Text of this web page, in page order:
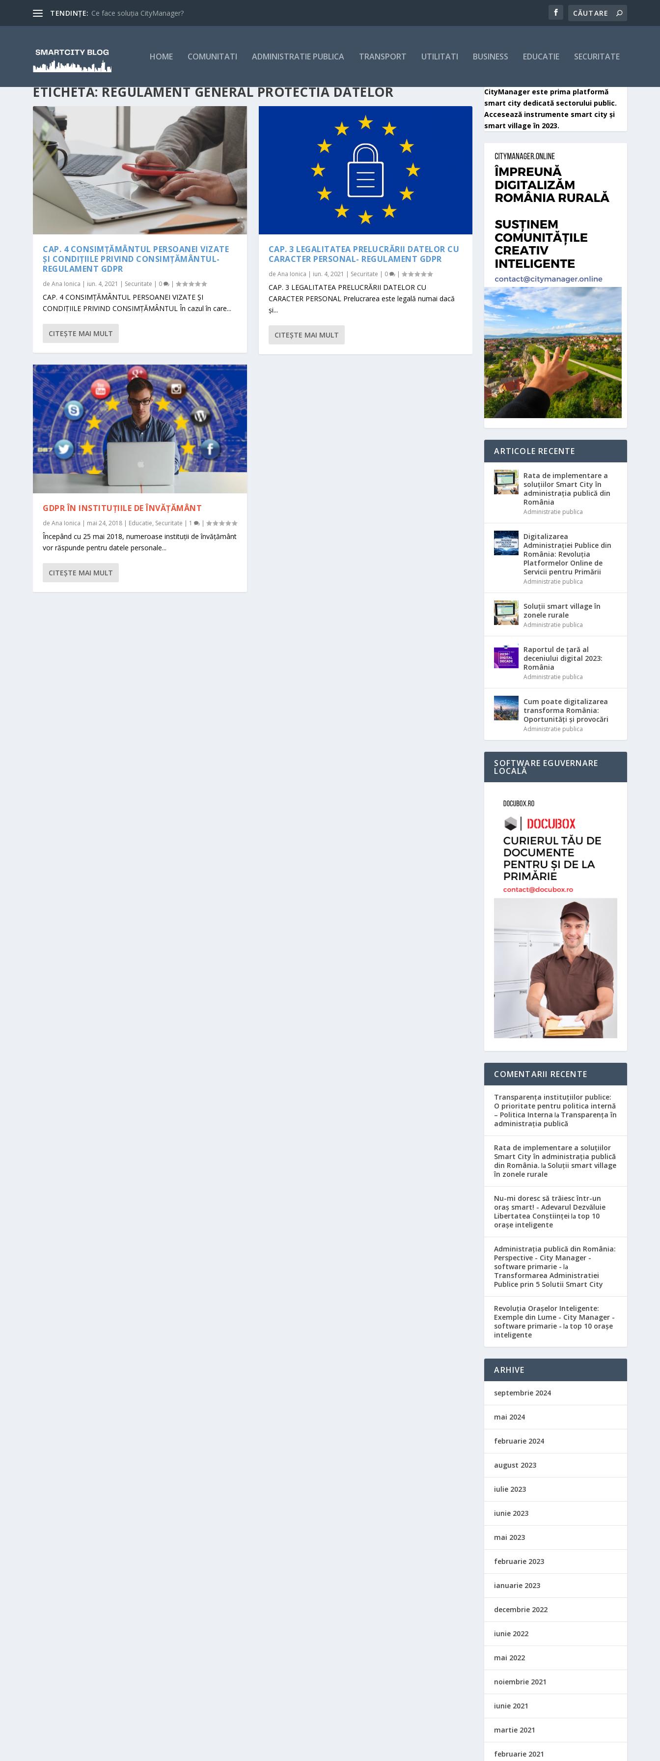
TENDINȚE: Ce face soluția CityManager?
HOME COMUNITATI ADMINISTRATIE PUBLICA TRANSPORT UTILITATI BUSINESS EDUCATIE SECURITATE
ETICHETĂ:REGULAMENT GENERAL PROTECTIA DATELOR
CAP. 4 CONSIMŢĂMÂNTUL PERSOANEI VIZATE
ŞI CONDIŢIILE PRIVIND CONSIMŢĂMÂNTUL-
REGULAMENT GDPR
deAna Ionica | iun. 4, 2021 | Securitate | 0 |
CAP. 4 CONSIMŢĂMÂNTUL PERSOANEI VIZATE ŞI
CONDIŢIILE PRIVIND CONSIMŢĂMÂNTUL În cazul în care...
CITEŞTE MAI MULT
GDPR ÎN INSTITUȚIILE DE ÎNVĂȚĂMÂNT
deAna Ionica | mai 24, 2018 | Educatie, Securitate | 1 |
Începând cu 25 mai 2018, numeroase instituții de învățământ
vor răspunde pentru datele personale...
CITEŞTE MAI MULT
CAP. 3 LEGALITATEA PRELUCRĂRII DATELOR CU
CARACTER PERSONAL- REGULAMENT GDPR
de Ana Ionica | iun. 4, 2021 | Securitate | 0 |
CAP. 3 LEGALITATEA PRELUCRĂRII DATELOR CU
CARACTER PERSONAL Prelucrarea este legală numai dacă
şi...
CITEŞTE MAI MULT
CityManager este prima platformă
smart city dedicată sectorului public.
Accesează instrumente smart city și
smart village în 2023.
ARTICOLE RECENTE
Rata de implementare a
soluțiilor Smart City în
administrația publică din
România
Administratie publica
Digitalizarea
Administrației Publice din
România: Revoluția
Platformelor Online de
Servicii pentru Primării
Administratie publica
Soluții smart village în
zonele rurale
Administratie publica
Raportul de țară al
deceniului digital 2023:
România
Administratie publica
Cum poate digitalizarea
transforma România:
Oportunități și provocări
Administratie publica
SOFTWARE EGUVERNARE
LOCALĂ
COMENTARII RECENTE
Transparența instituțiilor publice:
O prioritate pentru politica internă
– Politica Interna la Transparența în
administrația publică
Rata de implementare a soluțiilor
Smart City în administrația publică
din România. la Soluții smart village
în zonele rurale
Nu-mi doresc să trăiesc într-un
oraș smart! - Adevarul Dezvăluie
Libertatea Conștiinței la top 10
orașe inteligente
Administrația publică din România:
Perspective - City Manager -
software primarie - la
Transformarea Administratiei
Publice prin 5 Solutii Smart City
Revoluția Orașelor Inteligente:
Exemple din Lume - City Manager -
software primarie - la top 10 orașe
inteligente
ARHIVE
septembrie 2024
mai 2024
februarie 2024
august 2023
iulie 2023
iunie 2023
mai 2023
februarie 2023
ianuarie 2023
decembrie 2022
iunie 2022
mai 2022
noiembrie 2021
iunie 2021
martie 2021
februarie 2021